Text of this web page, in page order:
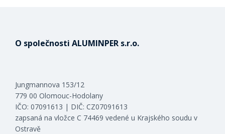
O společnosti ALUMINPER s.r.o.
Jungmannova 153/12
779 00 Olomouc-Hodolany
IČO: 07091613 | DIČ: CZ07091613
zapsaná na vložce C 74469 vedené u Krajského soudu v
Ostravě